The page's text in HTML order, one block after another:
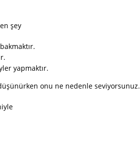
şey
yapmaktır.
onu ne nedenle seviyorsunuz.